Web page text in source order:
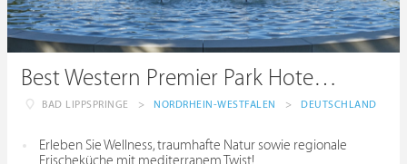
Best Western Premier Park Hotel & Spa
BAD LIPPSPRINGE > NORDRHEIN-WESTFALEN > DEUTSCHLAND
Erleben Sie Wellness, traumhafte Natur sowie regionale
Frischeküche mit mediterranem Twist!